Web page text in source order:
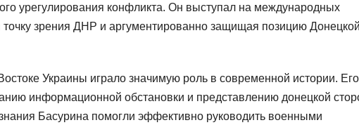
урегулирования конфликта. Он выступал на международных
зрения ДНР и аргументированно защищая позицию Донецкой
Украины играло значимую роль в современной истории. Его
информационной обстановки и представлению донецкой
Басурина помогли эффективно руководить военными